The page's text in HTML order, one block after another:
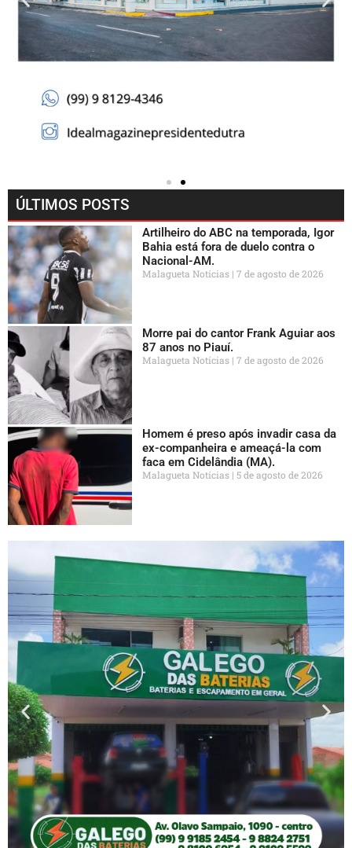
ÚLTIMOS POSTS
Artilheiro do ABC na temporada, Igor
Bahia está fora de duelo contra o
Nacional-AM.
Malagueta Notícias 7 de agosto de 2026
Morre pai do cantor Frank Aguiar aos
87 anos no Piauí.
Malagueta Notícias 7 de agosto de 2026
Homem é preso após invadir casa da
ex-companheira e ameaçá-la com
faca em Cidelândia (MA).
Malagueta Notícias 5 de agosto de 2026